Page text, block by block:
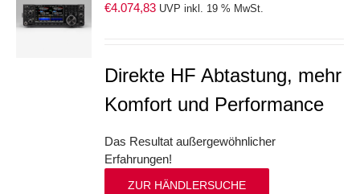
€4.074,83 UVP inkl. 19 % MwSt.
Direkte HF Abtastung, mehr
Komfort und Performance
Das Resultat außergewöhnlicher
Erfahrungen!
ZUR HÄNDLERSUCHE